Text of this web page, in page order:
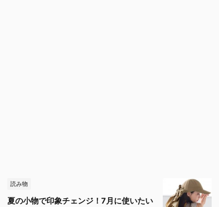
読み物
夏の小物で印象チェンジ！7月に使いたい